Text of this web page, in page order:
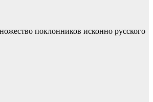
поклонников исконно русского